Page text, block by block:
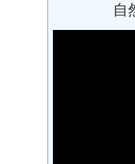
自然科